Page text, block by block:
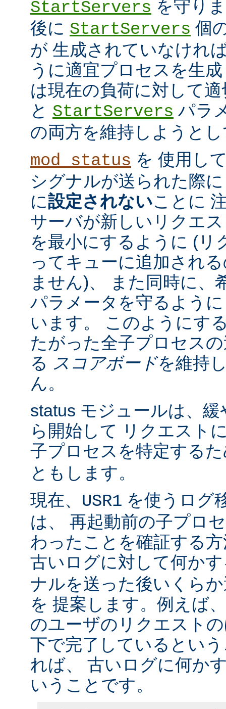
StartServers を守り
後に StartServers 個
が 生成されていなけれ
うに適宜プロセスを生
は現在の負荷に対して
と StartServers パラ
の両方を維持しようと
mod_status を 使用し
シグナルが送られた際
に設定されないことに
サーバが新しいリクエ
を最小にするように (リ
ってキューに追加され
ません)、 また同時に、
パラメータを守るよう
います。 このようにす
たがった全子プロセス
る スコアボードを維持
ん。
status モジュールは、
ら開始して リクエスト
子プロセスを特定する
ともします。
現在、 USR1 を使うログ
は、 再起動前の子プロ
わったことを確証する
古いログに対して何か
ナルを送った後いくら
を 提案します。例えば
のユーザのリクエスト
下で完了しているとい
れば、 古いログに何か
いうことです。